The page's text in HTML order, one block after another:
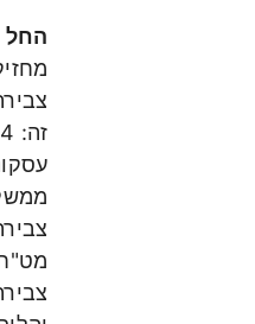
החל מ
זה: ₪4 = 1 נק’ טיסה
ממשלתיים:
מט"ח: ₪3 =